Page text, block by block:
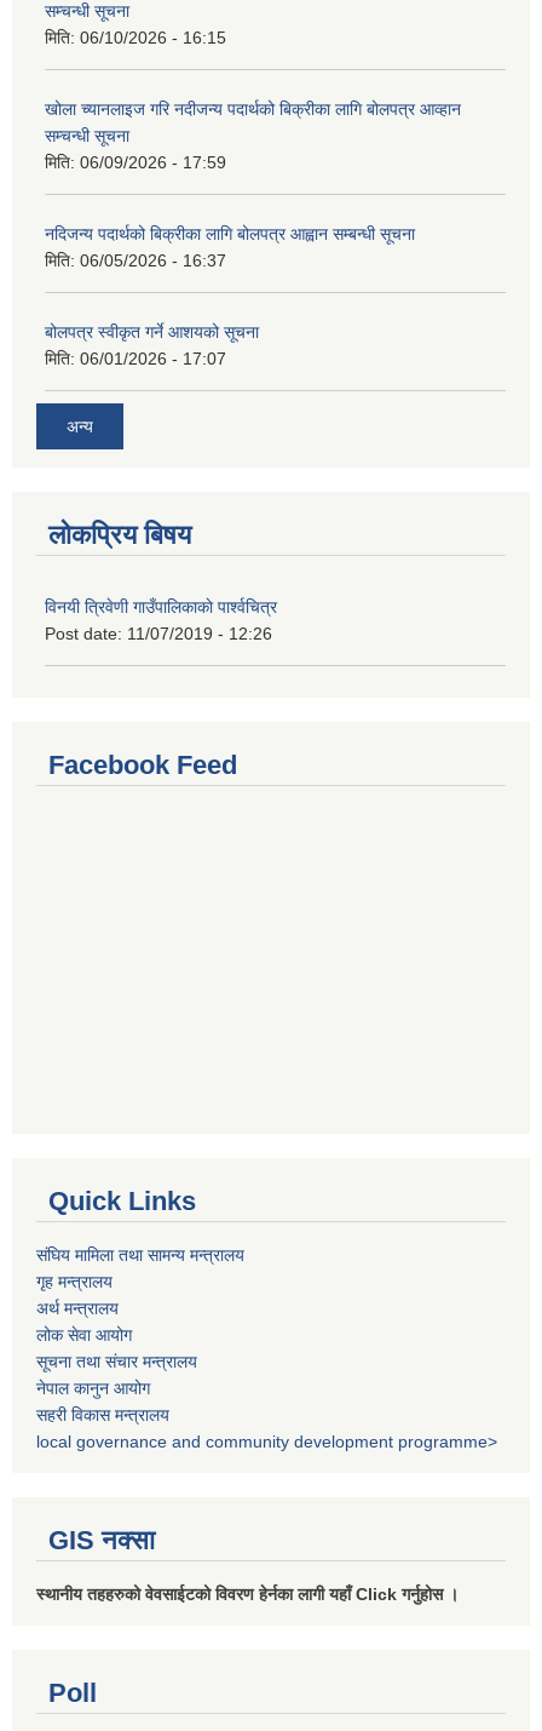
सम्चन्धी सूचना
मिति: 06/10/2026 - 16:15
खोला च्यानलाइज गरि नदीजन्य पदार्थको बिक्रीका लागि बोलपत्र आव्हान
सम्चन्धी सूचना
मिति: 06/09/2026 - 17:59
नदिजन्य पदार्थको बिक्रीका लागि बोलपत्र आह्वान सम्बन्धी सूचना
मिति: 06/05/2026 - 16:37
बोलपत्र स्वीकृत गर्ने आशयको सूचना
मिति: 06/01/2026 - 17:07
अन्य
लोकप्रिय बिषय
विनयी त्रिवेणी गाउँपालिकाकाे पार्श्वचित्र
Post date: 11/07/2019 - 12:26
Facebook Feed
Quick Links
संघिय मामिला तथा सामन्य मन्त्रालय
गृह मन्त्रालय
अर्थ मन्त्रालय
लोक सेवा आयोग
सूचना तथा संचार मन्त्रालय
नेपाल कानुन आयोग
सहरी विकास मन्त्रालय
local governance and community development programme>
GIS नक्सा
स्थानीय तहहरुको वेवसाईटको विवरण हेर्नका लागी यहाँ Click गर्नुहोस ।
Poll